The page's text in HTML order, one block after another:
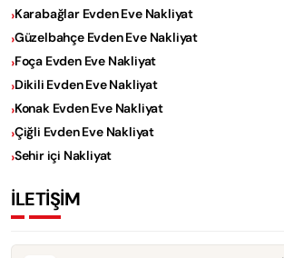
Karabağlar Evden Eve Nakliyat
Güzelbahçe Evden Eve Nakliyat
Foça Evden Eve Nakliyat
Dikili Evden Eve Nakliyat
Konak Evden Eve Nakliyat
Çiğli Evden Eve Nakliyat
Sehir içi Nakliyat
İLETİŞİM